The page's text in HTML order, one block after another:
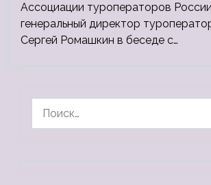
Ассоциации туроператоров
генеральный директор
Сергей Ромашкин в беседе с…